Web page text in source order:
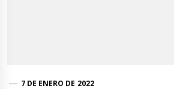
7 DE ENERO DE 2022